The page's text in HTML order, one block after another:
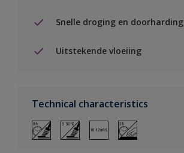
Snelle droging en doorharding
Uitstekende vloeiing
Technical characteristics